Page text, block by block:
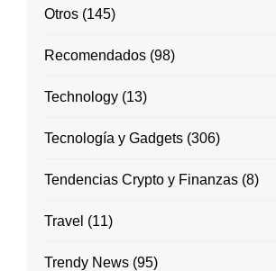
Otros (145)
Recomendados (98)
Technology (13)
Tecnología y Gadgets (306)
Tendencias Crypto y Finanzas (8)
Travel (11)
Trendy News (95)